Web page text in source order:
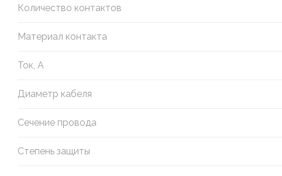
Количество контактов
Материал контакта
Ток, А
Диаметр кабеля
Сечение провода
Степень защиты